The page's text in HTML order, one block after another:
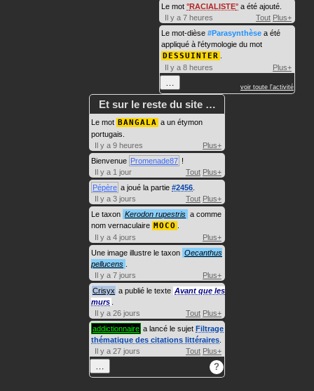
Le mot RACIALISTE a été ajouté.
Il y a 7 heures
Tout Plus+
Le mot-dièse #Parasynthèse a été
appliqué à l'étymologie du mot
DESSUINTER
Il y a 8 heures
Plus+
… voir toute l'activité
Et sur le reste du site …
Le mot BANGALA a un étymon
portugais.
Il y a 9 heures
Plus+
Bienvenue Promenade87 !
Il y a 1 jour
Tout Plus+
Pépère a joué la partie #2456
Il y a 3 jours
Tout Plus+
Le taxon Kerodon rupestris a comme
nom vernaculaire MOCO
Il y a 4 jours
Plus+
Une image illustre le taxon Oecanthus
pellucens
Il y a 7 jours
Plus+
Crisyx a publié le texte Avant que les
murs
Il y a 26 jours
Tout Plus+
addictionnaire a lancé le sujet Filtrage
thématique des citations littéraires
Il y a 27 jours
Tout Plus+
… ?